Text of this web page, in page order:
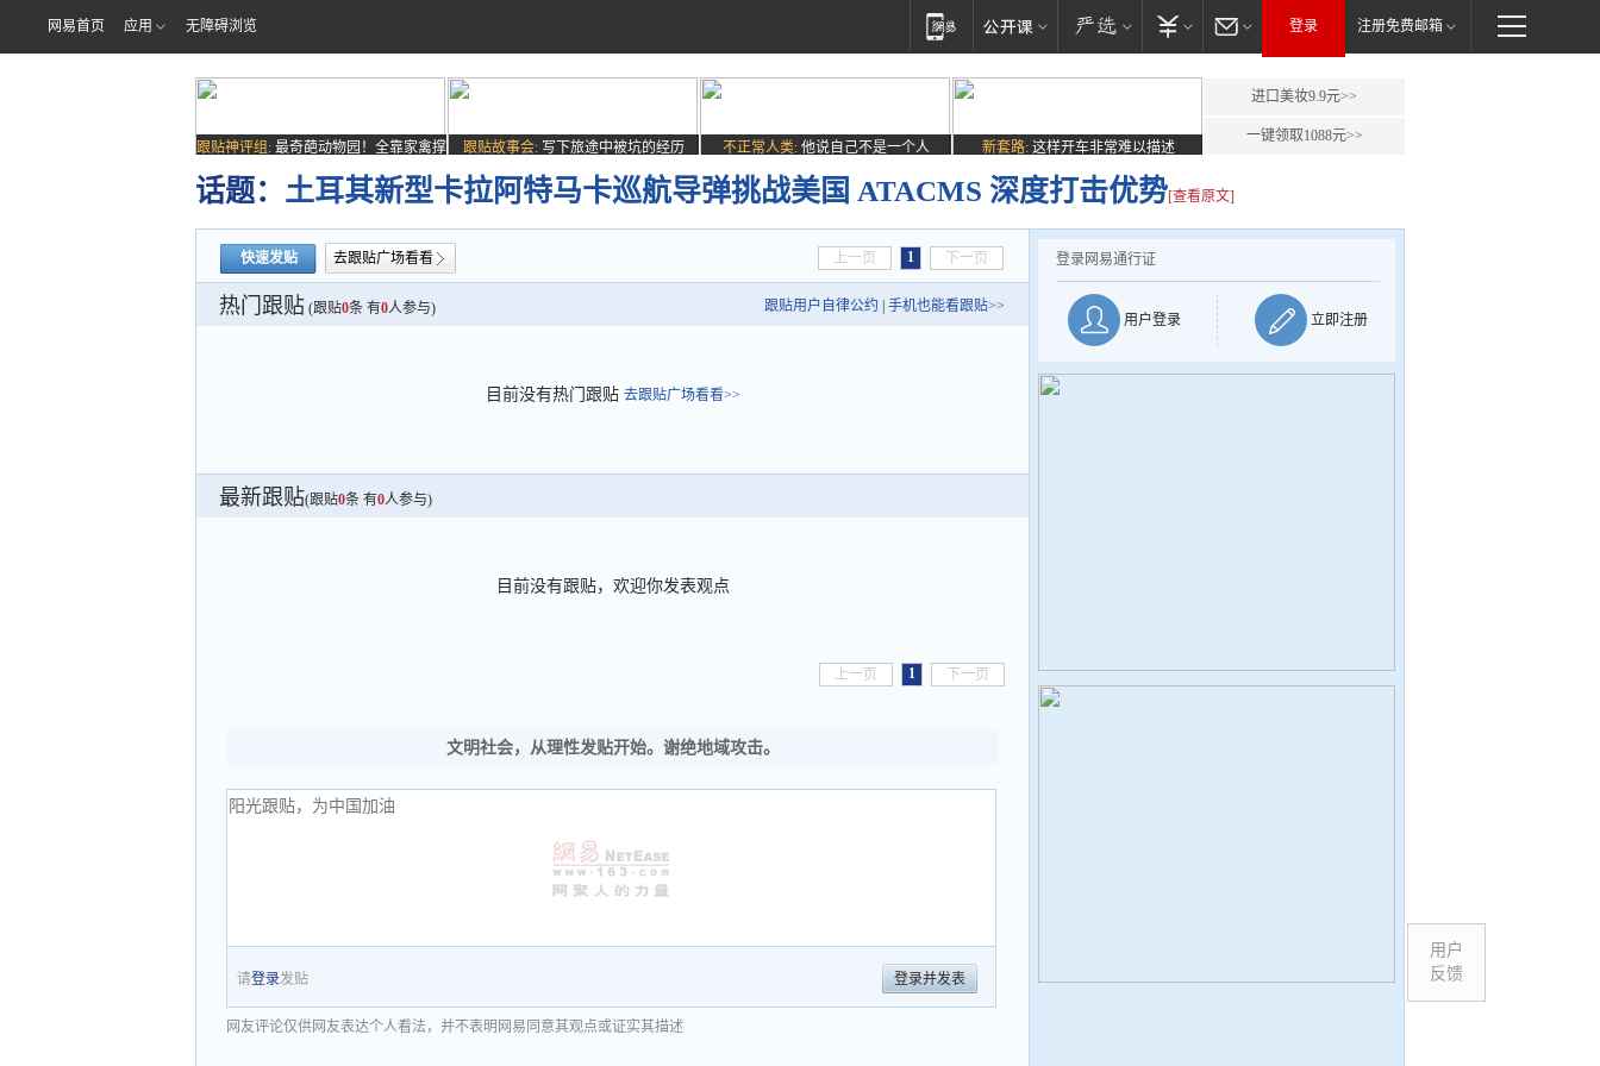
网易首页 应用 无障碍浏览 登录 注册免费邮箱
跟贴神评组: 最奇葩动物园！全靠家禽撑
场子
跟贴故事会: 写下旅途中被坑的经历 不正常人类: 他说自己不是一个人 新套路: 这样开车非常难以描述
进口美妆9.9元>>
一键领取1088元>>
话题： 土耳其新型卡拉阿特马卡巡航导弹挑战美国 ATACMS 深度打击优势[查看原文]
快速发贴 去跟贴广场看看 上一页 1 下一页
热门跟贴 (跟贴0条 有0人参与) 跟贴用户自律公约 手机也能看跟贴>>
目前没有热门跟贴 去跟贴广场看看>>
最新跟贴(跟贴0条 有0人参与)
目前没有跟贴，欢迎你发表观点
上一页 1 下一页
文明社会，从理性发贴开始。谢绝地域攻击。
请登录发贴 登录并发表
网友评论仅供网友表达个人看法，并不表明网易同意其观点或证实其描述
登录网易通行证
用户登录 立即注册
用户
反馈